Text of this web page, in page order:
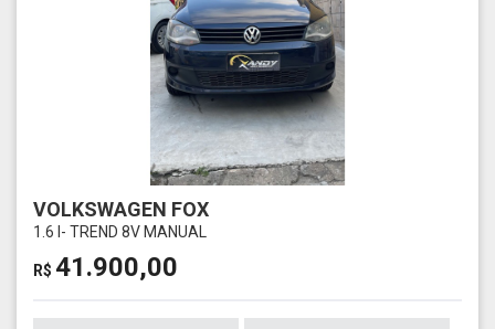
VOLKSWAGEN FOX
1.6 I- TREND 8V MANUAL
R$ 41.900,00